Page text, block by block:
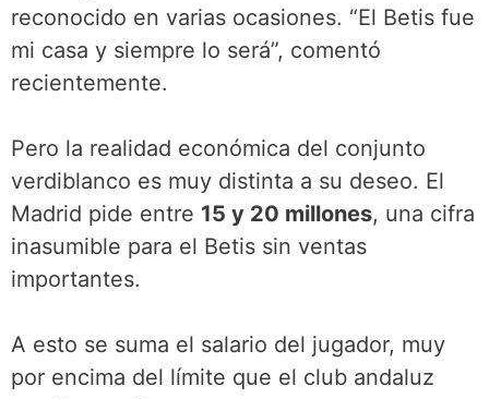
reconocido en varias ocasiones. “El Betis fue
mi casa y siempre lo será”, comentó
recientemente.
Pero la realidad económica del conjunto
verdiblanco es muy distinta a su deseo. El
Madrid pide entre 15 y 20 millones, una cifra
inasumible para el Betis sin ventas
importantes.
A esto se suma el salario del jugador, muy
por encima del límite que el club andaluz